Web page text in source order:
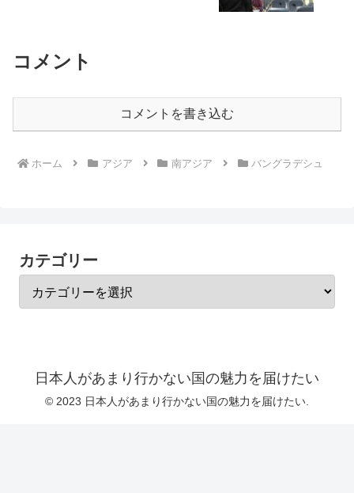
コメント
コメントを書き込む
ホーム アジア 南アジア バングラデシュ
カテゴリー
日本人があまり行かない国の魅力を届けたい
© 2023 日本人があまり行かない国の魅力を届けたい.